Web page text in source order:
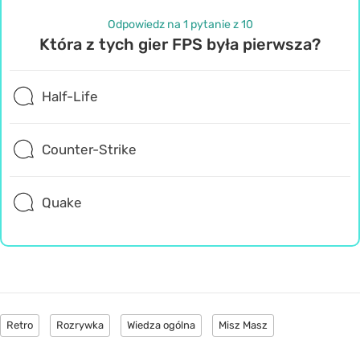
Odpowiedz na 1 pytanie z 10
Która z tych gier FPS była pierwsza?
Half-Life
Counter-Strike
Quake
Retro Rozrywka Wiedza ogólna Misz Masz